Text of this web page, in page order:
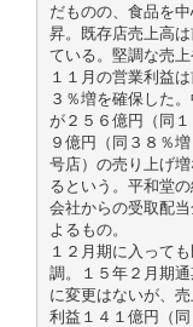
だものの、食品を
昇。既存店売上高
ている。堅調な売
１１月の営業利益
３％増を確保した
が２５６億円（同
９億円（同３８％
号店）の売り上げ
るという。平和堂
会社からの受取配
よるもの。
１２月期に入って
調。１５年２月期
に変更はないが、
利益１４１億円（